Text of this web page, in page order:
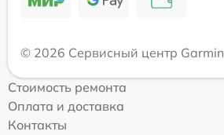
© 2026 Сервисный центр Garmin
Стоимость ремонта
Оплата и доставка
Контакты